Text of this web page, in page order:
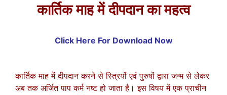
कार्तिक माह में दीपदान का महत्व
Click Here For Download Now
कार्तिक माह में दीपदान करने से स्त्रियों एवं पुरुषों द्वारा जन्म से लेकर
अब तक अर्जित पाप कर्म नष्ट हो जाता है। इस विषय में एक प्राचीन